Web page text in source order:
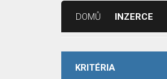
DOMŮ INZERCE
KRITÉRIA